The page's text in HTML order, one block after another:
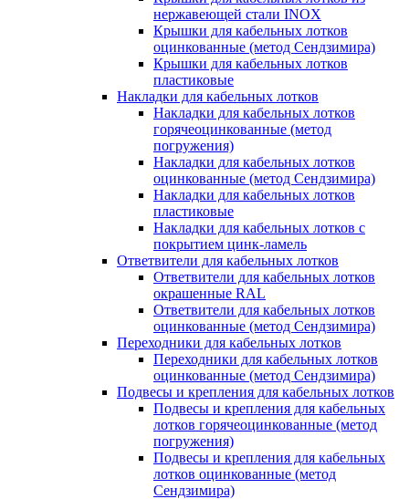
нержавеющей стали INOX
Крышки для кабельных лотков
оцинкованные (метод Сендзимира)
Крышки для кабельных лотков
пластиковые
Накладки для кабельных лотков
Накладки для кабельных лотков
горячеоцинкованные (метод
погружения)
Накладки для кабельных лотков
оцинкованные (метод Сендзимира)
Накладки для кабельных лотков
пластиковые
Накладки для кабельных лотков с
покрытием цинк-ламель
Ответвители для кабельных лотков
Ответвители для кабельных лотков
окрашенные RAL
Ответвители для кабельных лотков
оцинкованные (метод Сендзимира)
Переходники для кабельных лотков
Переходники для кабельных лотков
оцинкованные (метод Сендзимира)
Подвесы и крепления для кабельных лотков
Подвесы и крепления для кабельных
лотков горячеоцинкованные (метод
погружения)
Подвесы и крепления для кабельных
лотков оцинкованные (метод
Сендзимира)